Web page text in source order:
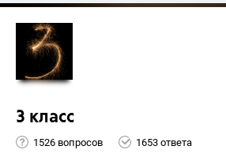
3 класс
1526 вопросов 1653 ответа